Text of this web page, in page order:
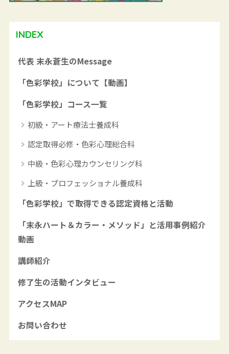
INDEX
代表 末永蒼生のMessage
「色彩学校」について【動画】
「色彩学校」コース一覧
初級・アート療法士養成科
認定取得必修・色彩心理総合科
中級・色彩心理カウンセリング科
上級・プロフェッショナル養成科
「色彩学校」で取得できる認定資格と活動
「末永ハート＆カラー・メソッド」と活用事例紹介
動画
講師紹介
修了生の活動インタビュー
アクセスMAP
お問い合わせ